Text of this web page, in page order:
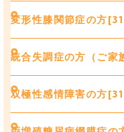
変形性膝関節症の方
統合失調症の方（ご家
双極性感情障害の方